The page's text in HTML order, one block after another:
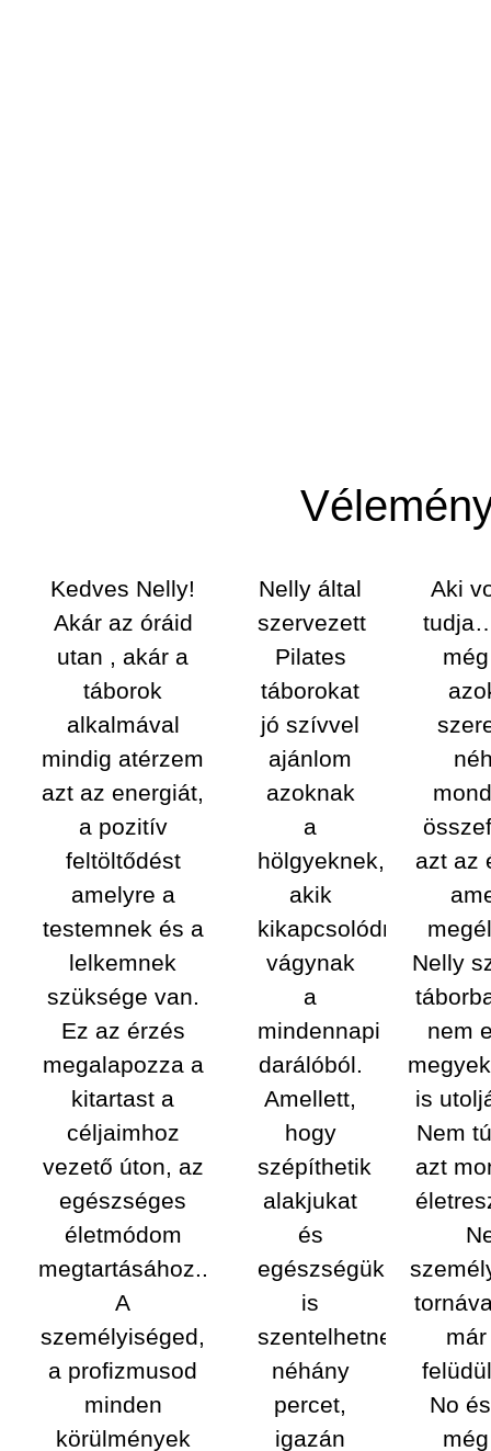
Kedves Nelly!
Akár az óráid
utan , akár a
táborok
alkalmával
mindig atérzem
azt az energiát,
a pozitív
feltöltődést
amelyre a
testemnek és a
lelkemnek
szüksége van.
Ez az érzés
megalapozza a
kitartast a
céljaimhoz
vezető úton, az
egészséges
életmódom
megtartásához..
A
személyiséged,
a profizmusod
minden
körülmények
Nelly által
szervezett
Pilates
táborokat
jó szívvel
ajánlom
azoknak
a
hölgyeknek,
akik
kikapcsolódni
vágynak
a
mindennapi
darálóból.
Amellett,
hogy
szépíthetik
alakjukat
és
egészségükre
is
szentelhetnek
néhány
percet,
igazán
Aki
azt az
Nelly
nem
is
Nem
azt
No